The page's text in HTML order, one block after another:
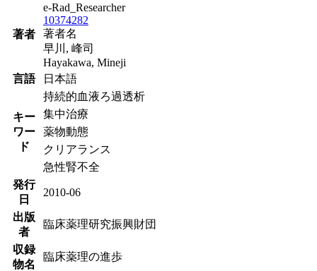
著者
e-Rad_Researcher
10374282
著者名
早川, 峰司
Hayakawa, Mineji
言語
日本語
キー
ワー
ド
持続的血液ろ過透析
集中治療
薬物動態
クリアランス
急性腎不全
発行
日
2010-06
出版
者
臨床薬理研究振興財団
収録
物名
臨床薬理の進歩